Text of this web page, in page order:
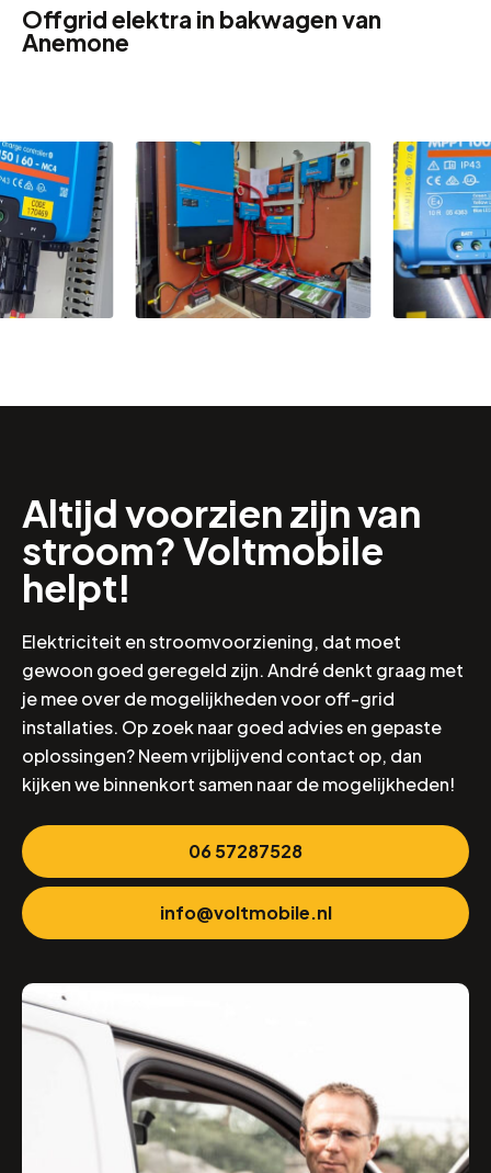
Offgrid elektra in bakwagen van
Anemone
Altijd voorzien zijn van
stroom? Voltmobile
helpt!
Elektriciteit en stroomvoorziening, dat moet
gewoon goed geregeld zijn. André denkt graag met
je mee over de mogelijkheden voor off-grid
installaties. Op zoek naar goed advies en gepaste
oplossingen? Neem vrijblijvend contact op, dan
kijken we binnenkort samen naar de mogelijkheden!
06 57287528
info@voltmobile.nl